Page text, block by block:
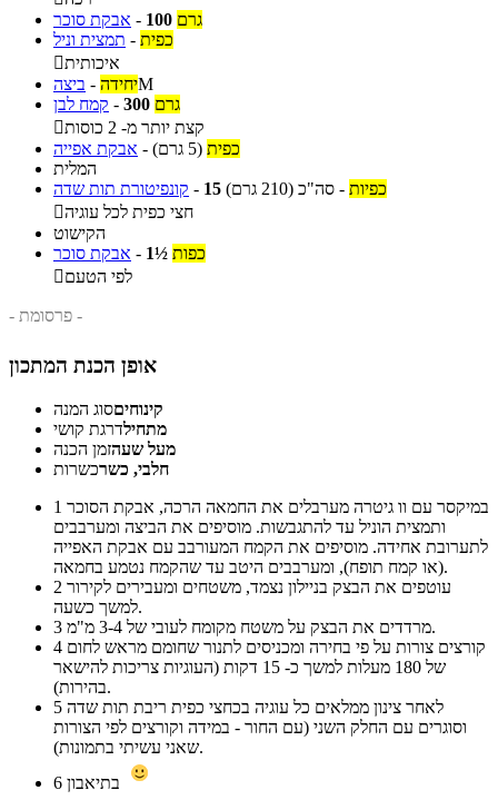
אבקת סוכר - 100 גרם
תמצית וניל - כפית
איכותית
ביצה - יחידהM
קמח לבן - 300 גרם

קצת יותר מ- 2 כוסות
אבקת אפייה - כפית (5 גרם)
המלית
קונפיטורת תות שדה - 15 כפיות - סה"כ (210 גרם)
חצי כפית לכל עוגיה
הקישוט
אבקת סוכר - 1½ כפות
לפי הטעם
- פרסומת -
אופן הכנת המתכון
קינוחיםסוג המנה
מתחילדרגת קושי
מעל שעהזמן הכנה
חלבי, כשרכשרות
1
ותמצית הוניל עד להתגבשות. מוסיפים את הביצה ומערבבים
לתערובת אחידה. מוסיפים את הקמח המעורבב עם אבקת האפייה
(או קמח תופח), ומערבבים היטב עד שהקמח נטמע בחמאה.
2
למשך כשעה.
3
מרדדים את הבצק על משטח מקומח לעובי של 3-4 מ"מ.
4
של 180 מעלות למשך כ- 15 דקות (העוגיות צריכות להישאר
בהירות).
5
וסוגרים עם החלק השני (עם החור - במידה וקורצים לפי הצורות
שאני עשיתי בתמונות).
6